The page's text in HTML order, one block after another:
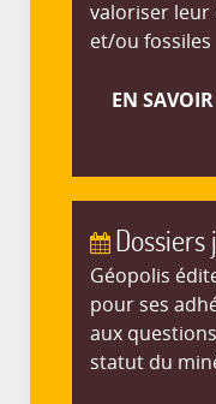
valoriser leur
et/ou fossiles
EN
Géopolis
pour ses
aux
statut du